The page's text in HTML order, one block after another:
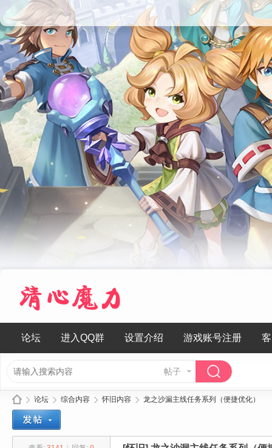
论坛 进入QQ群 设置介绍 游戏账号注册
帖子
论坛 综合内容 怀旧内容 龙之沙漏主线任务系列（便捷优化）